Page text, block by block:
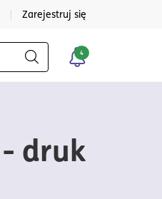
Zarejestruj się
Szukaj
4
druk